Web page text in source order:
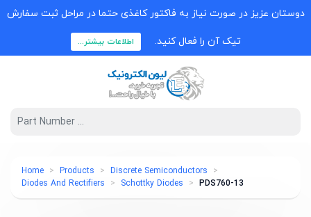
دوستان عزیز در صورت نیاز به فاکتور کاغذی حتما در مراحل ثبت سفارش
تیک آن را فعال کنید. اطلاعات بیشتر...
Home Products
Discrete Semiconductors
Diodes And Rectifiers
Schottky Diodes PDS760-13